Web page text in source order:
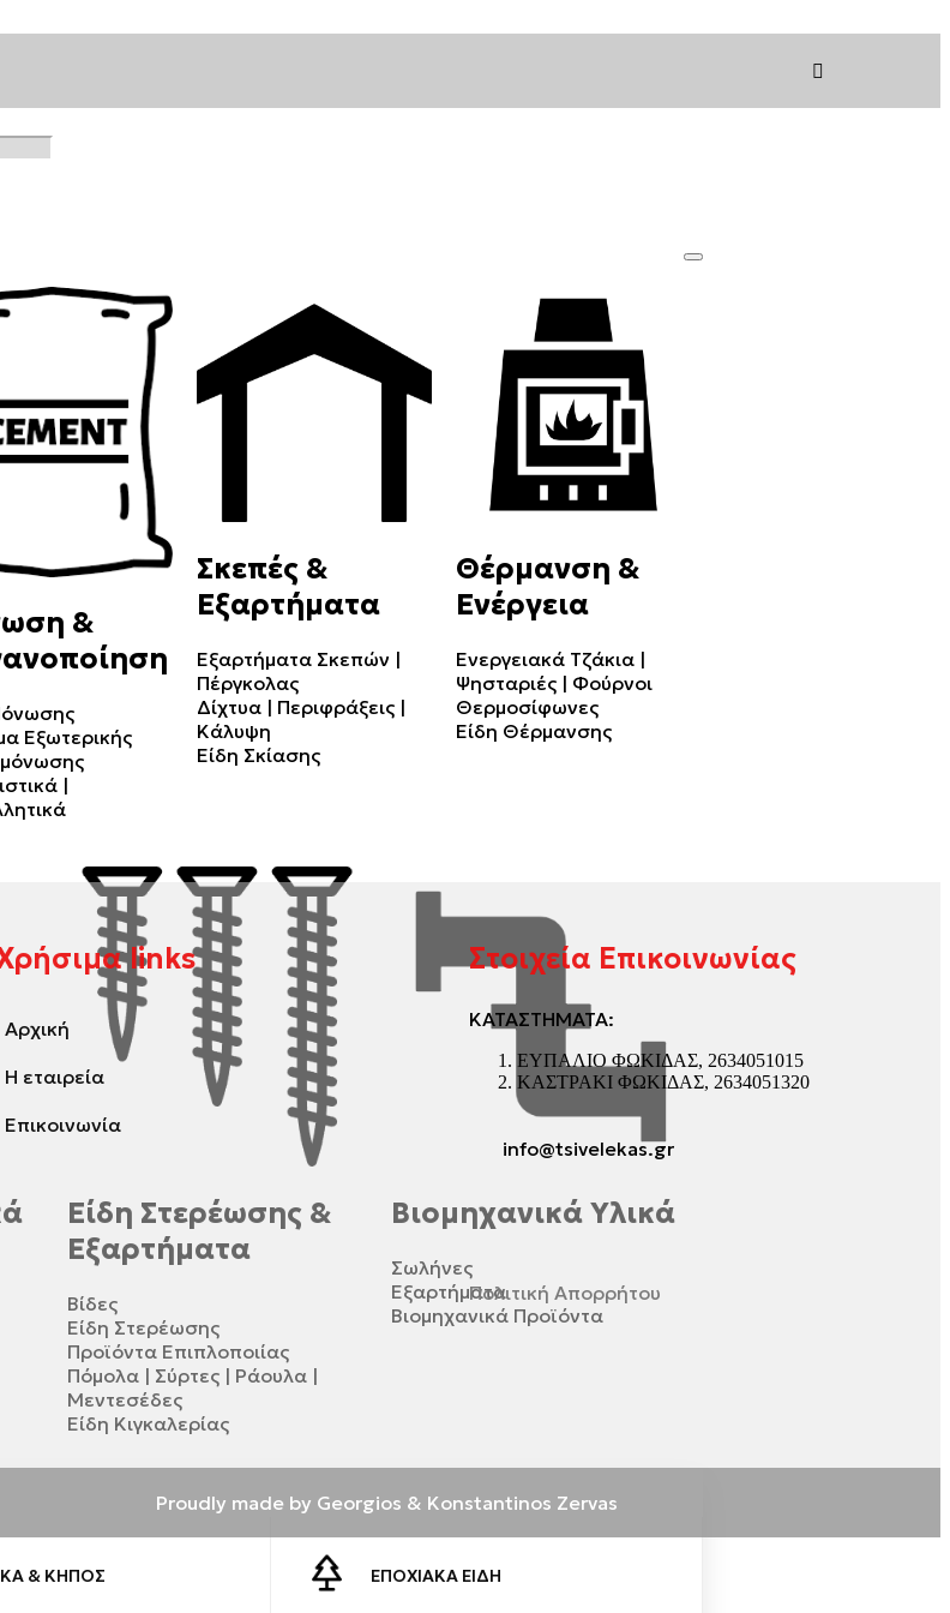
&
Εξωτερικής
|
Σκεπές &
Εξαρτήματα
Εξαρτήματα Σκεπών |
Πέργκολας
Δίχτυα | Περιφράξεις |
Κάλυψη
Είδη Σκίασης
Θέρμανση &
Ενέργεια
Ενεργειακά Τζάκια |
Ψησταριές | Φούρνοι
Θερμοσίφωνες
Είδη Θέρμανσης
Είδη Στερέωσης &
Εξαρτήματα
Βίδες
Είδη Στερέωσης
Προϊόντα Επιπλοποιίας
Πόμολα | Σύρτες | Ράουλα |
Μεντεσέδες
Είδη Κιγκαλερίας
Βιομηχανικά Υλικά
Σωλήνες
Εξαρτήματα
Βιομηχανικά Προϊόντα
& ΚΉΠΟΣ ΕΠΟΧΙΑΚΆ ΕΊΔΗ
links
Αρχική
Η εταιρεία
Επικοινωνία
Στοιχεία Επικοινωνίας
ΚΑΤΑΣΤΗΜΑΤΑ:
ΕΥΠΑΛΙΟ ΦΩΚΙΔΑΣ, 2634051015
ΚΑΣΤΡΑΚΙ ΦΩΚΙΔΑΣ, 2634051320
info@tsivelekas.gr
Πολιτική Απορρήτου
Proudly made by Georgios & Konstantinos Zervas